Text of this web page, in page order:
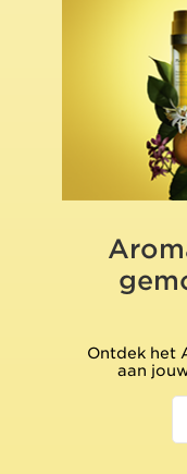
Ontdek het
aan